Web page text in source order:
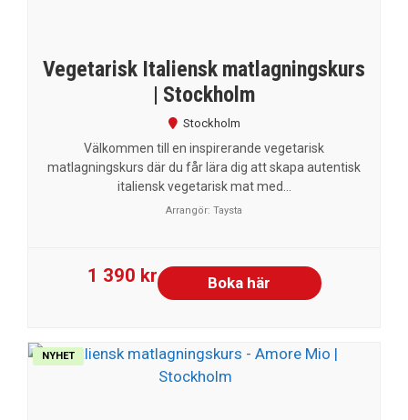
Vegetarisk Italiensk matlagningskurs
| Stockholm
Stockholm
Välkommen till en inspirerande vegetarisk
matlagningskurs där du får lära dig att skapa autentisk
italiensk vegetarisk mat med...
Arrangör: Taysta
1 390 kr Boka här
NYHET